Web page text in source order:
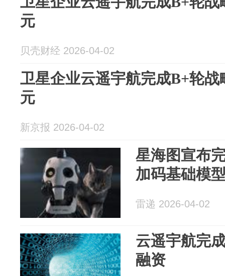
元
贝壳财经 2026-04-02
卫星企业云遥宇航完成B+轮
元
新京报 2026-04-02
星海图宣布
加码基础模
雷递 2026-04-02
云遥宇航完
融资